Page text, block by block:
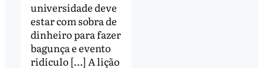
universidade deve
estar com sobra de
dinheiro para fazer
bagunça e evento
ridículo […] A lição